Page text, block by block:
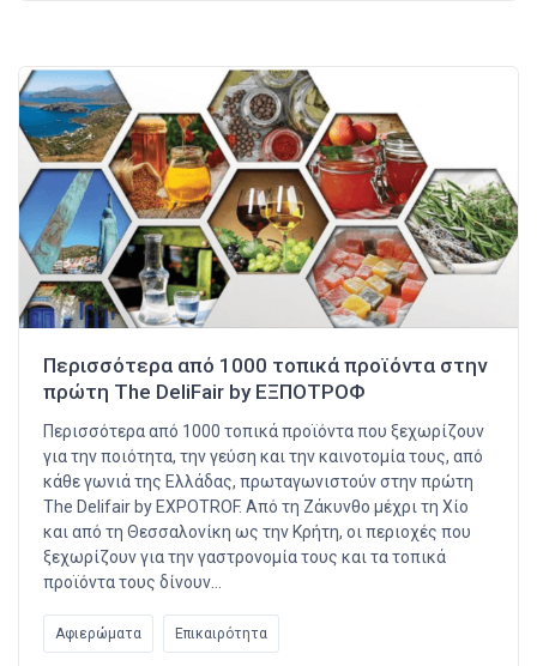
Περισσότερα από 1000 τοπικά προϊόντα στην
πρώτη The DeliFair by ΕΞΠΟΤΡΟΦ
Περισσότερα από 1000 τοπικά προϊόντα που ξεχωρίζουν
για την ποιότητα, την γεύση και την καινοτομία τους, από
κάθε γωνιά της Ελλάδας, πρωταγωνιστούν στην πρώτη
The Delifair by EXPOTROF. Από τη Ζάκυνθο μέχρι τη Χίο
και από τη Θεσσαλονίκη ως την Κρήτη, οι περιοχές που
ξεχωρίζουν για την γαστρονομία τους και τα τοπικά
προϊόντα τους δίνουν…
Αφιερώματα Επικαιρότητα